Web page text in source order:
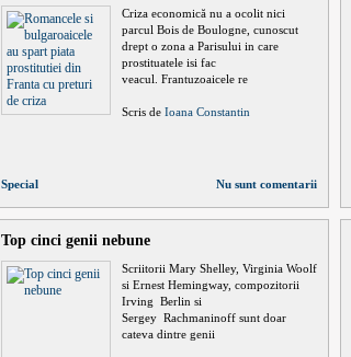
Criza economică nu a ocolit nici
parcul Bois de Boulogne, cunoscut
drept o zona a Parisului in care
prostituatele isi fac
veacul. Frantuzoaicele re
Scris de Ioana Constantin
Special Nu sunt comentarii
Top cinci genii nebune
Scriitorii Mary Shelley, Virginia Woolf
si Ernest Hemingway, compozitorii
Irving Berlin si
Sergey Rachmaninoff sunt doar
cateva dintre genii